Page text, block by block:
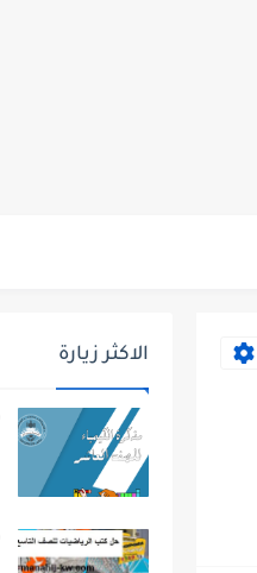
الاكثر زيارة